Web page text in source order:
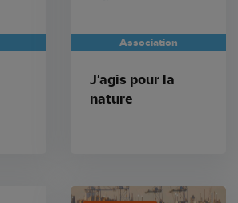
Association
J'agis pour la
nature